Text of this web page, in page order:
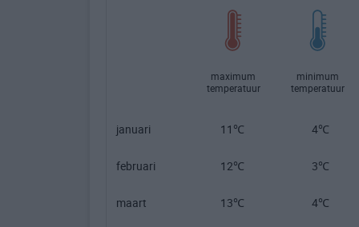
maximum
temperatuur
minimum
temperatuur
januari 11℃ 4℃
februari 12℃ 3℃
maart 13℃ 4℃